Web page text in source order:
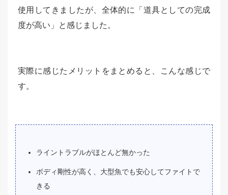
使用してきましたが、全体的に「道具としての完成
度が高い」と感じました。
実際に感じたメリットをまとめると、こんな感じで
す。
ライントラブルがほとんど無かった
ボディ剛性が高く、大型魚でも安心してファイトで
きる